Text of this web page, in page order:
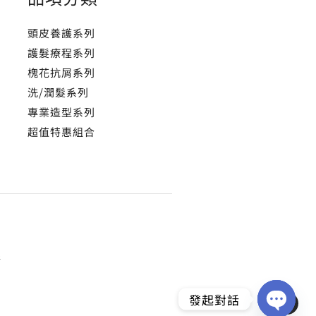
頭皮養護系列
護髮療程系列
槐花抗屑系列
洗/潤髮系列
專業造型系列
超值特惠組合
發起對話